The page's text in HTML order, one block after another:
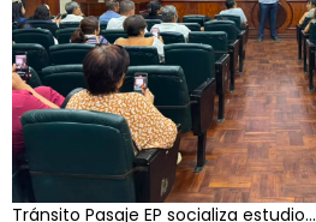
Tránsito Pasaje EP socializa estudio...